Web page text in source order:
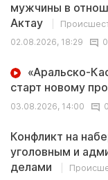
мужчины в
Актау
02.08.2026, 18:29
0
«Аральско-
старт новому
03.08.2026, 14:00
0
Конфликт на
уголовным и
делами